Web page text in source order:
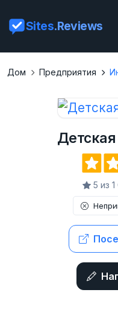
Sites.Reviews
Дом Предприятия
5 из